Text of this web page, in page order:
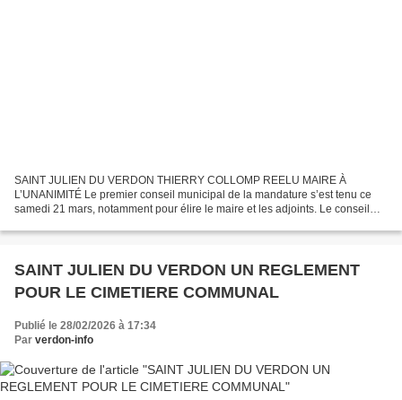
SAINT JULIEN DU VERDON THIERRY COLLOMP REELU MAIRE À
L’UNANIMITÉ Le premier conseil municipal de la mandature s’est tenu ce
samedi 21 mars, notamment pour élire le maire et les adjoints. Le conseil
SAINT JULIEN DU VERDON UN REGLEMENT
POUR LE CIMETIERE COMMUNAL
Publié le 28/02/2026 à 17:34
Par verdon-info